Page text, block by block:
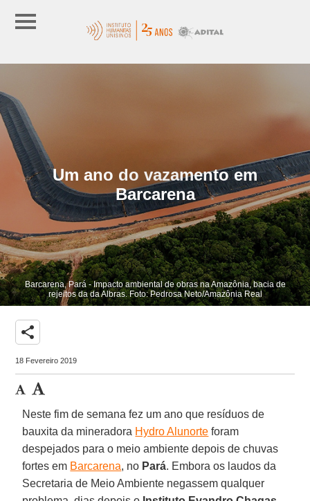
Um ano do vazamento em
Barcarena
Barcarena, Pará - Impacto ambiental de obras na Amazônia, bacia de
rejeitos da da Albras. Foto: Pedrosa Neto/Amazônia Real
share
18 Fevereiro 2019
Neste fim de semana fez um ano que resíduos de
bauxita da mineradora Hydro Alunorte foram
despejados para o meio ambiente depois de chuvas
fortes em Barcarena, no Pará. Embora os laudos da
Secretaria de Meio Ambiente negassem qualquer